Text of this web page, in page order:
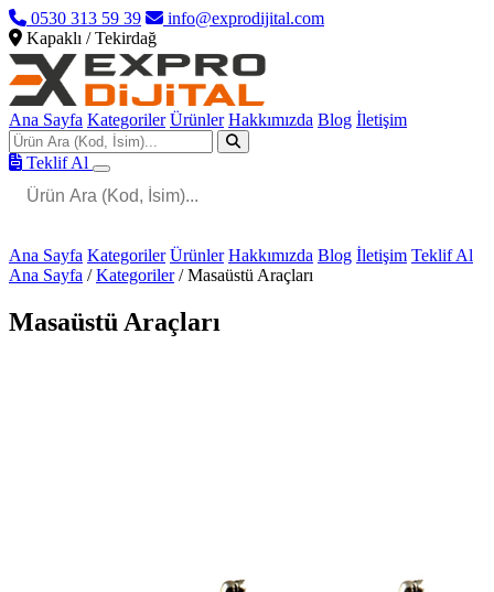
0530 313 59 39
info@exprodijital.com
Kapaklı / Tekirdağ
Ana Sayfa Kategoriler Ürünler Hakkımızda Blog İletişim
Teklif Al
Ana Sayfa Kategoriler Ürünler Hakkımızda Blog İletişim Teklif Al
Ana Sayfa / Kategoriler / Masaüstü Araçları
Masaüstü Araçları